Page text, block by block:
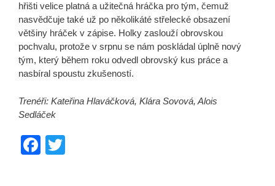
hřišti velice platná a užitečná hráčka pro tým, čemuž
nasvědčuje také už po několikáté střelecké obsazení
většiny hráček v zápise. Holky zaslouží obrovskou
pochvalu, protože v srpnu se nám poskládal úplně nový
tým, který během roku odvedl obrovský kus práce a
nasbíral spoustu zkušeností.
Trenéři: Kateřina Hlaváčková, Klára Sovová, Alois
Sedláček
F